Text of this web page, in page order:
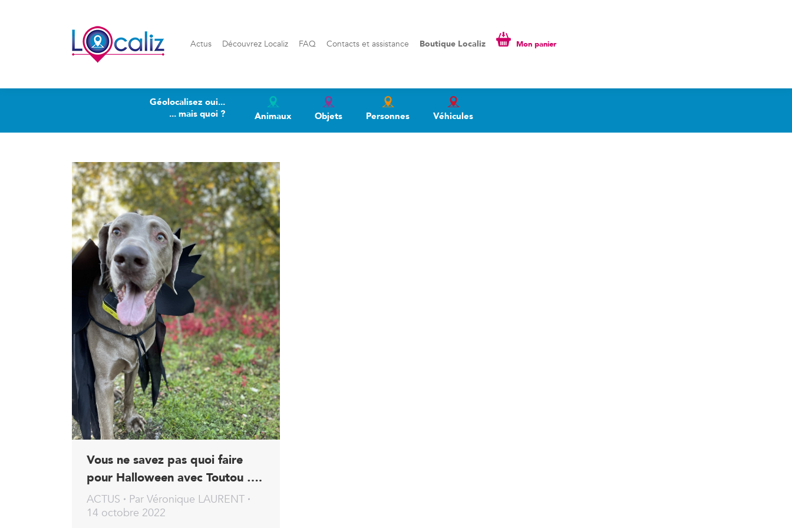
Actus Découvrez Localiz FAQ Contacts et assistance Boutique Localiz Mon panier
Géolocalisez oui...
... mais quoi ?
Animaux Objets Personnes Véhicules
Vous ne savez pas quoi faire
pour Halloween avec Toutou ….
ACTUS Par Véronique LAURENT
14 octobre 2022